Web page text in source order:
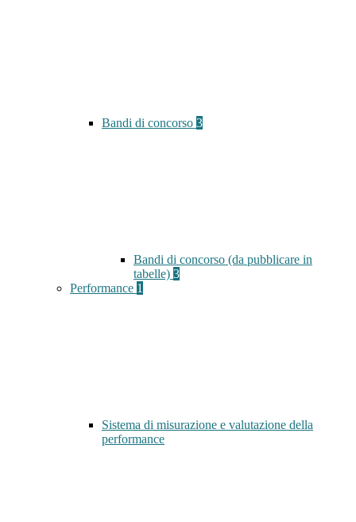
Bandi di concorso 3
Bandi di concorso (da pubblicare in
tabelle) 3
Performance 1
Sistema di misurazione e valutazione della
performance